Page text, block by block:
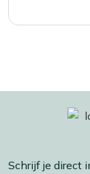
Schrijf je direct